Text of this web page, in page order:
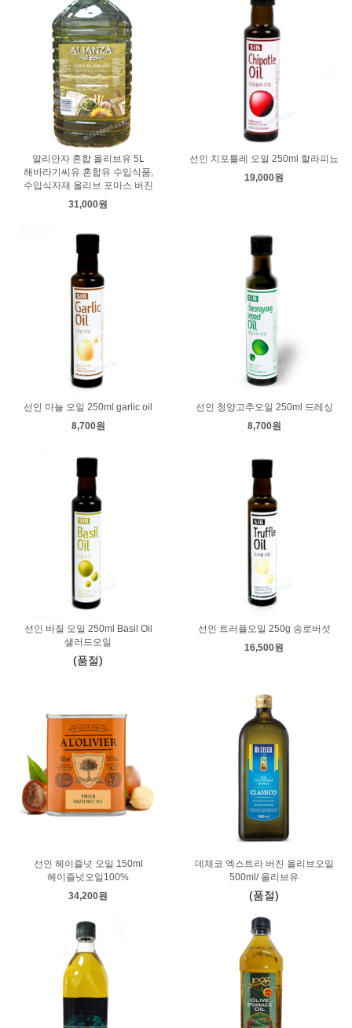
알리안자 혼합 올리브유 5L
해바라기씨유 혼합유 수입식품,
수입식자재 올리브 포마스 버진
31,000원
선인 치포틀레 오일 250ml 할라피뇨
19,000원
선인 마늘 오일 250ml garlic oil
8,700원
선인 청양고추오일 250ml 드레싱
8,700원
선인 바질 오일 250ml Basil Oil
샐러드오일
(품절)
선인 트러플오일 250g 송로버섯
16,500원
선인 헤이즐넛 오일 150ml
헤이즐넛오일100%
34,200원
데체코 엑스트라 버진 올리브오일
500ml/ 올리브유
(품절)